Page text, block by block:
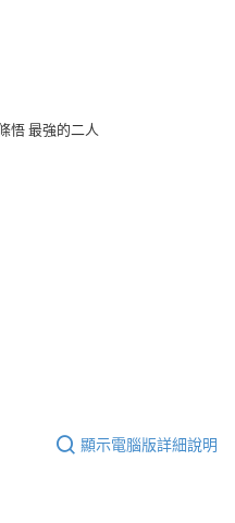
悟 最強的二人
顯示電腦版詳細說明